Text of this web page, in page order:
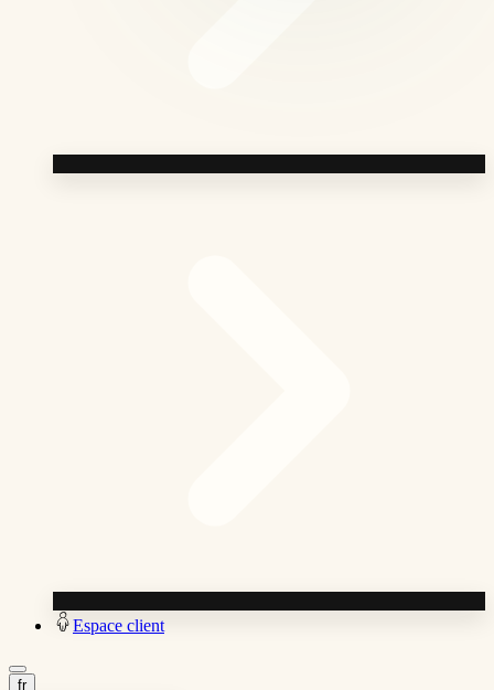
Espace client
fr